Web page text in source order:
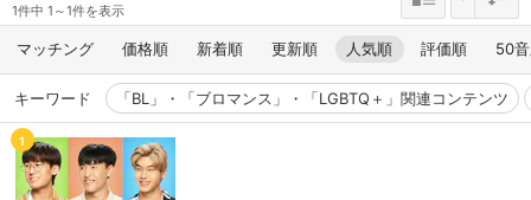
1件中 1～1件を表示
マッチング 価格順 新着順 更新順 人気順 評価順 50
キーワード 「BL」・「ブロマンス」・「LGBTQ＋」関連コンテンツ
1